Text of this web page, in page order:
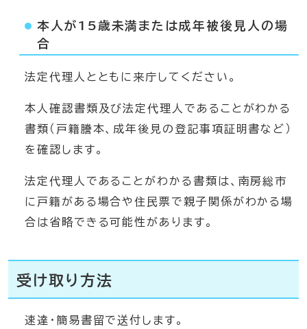
本人が15歳未満または成年被後見人の場
合
法定代理人とともに来庁してください。
本人確認書類及び法定代理人であることがわかる
書類（戸籍謄本、成年後見の登記事項証明書など）
を確認します。
法定代理人であることがわかる書類は、南房総市
に戸籍がある場合や住民票で親子関係がわかる場
合は省略できる可能性があります。
受け取り方法
速達・簡易書留で送付します。